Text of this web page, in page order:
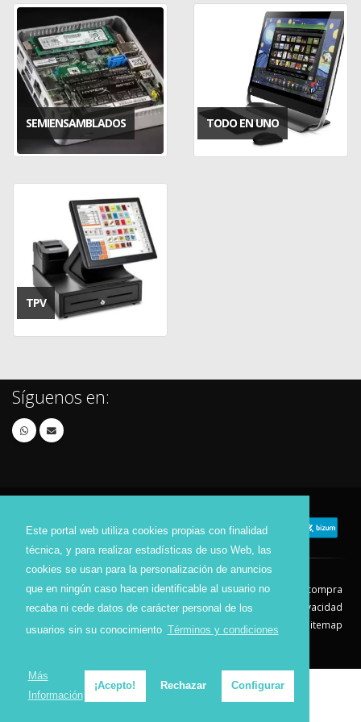
Este portal web utiliza cookies propias con finalidad
técnica, y para realizar estadísticas de uso Web, las
cookies se usan para la personalización de anuncios
que en ningún caso hacen identificable al usuario no
recaba ni cede datos de carácter personal de los
usuarios sin su conocimiento Términos y condiciones
Más
Información
¡Acepto! Rechazar Configurar
SEMIENSAMBLADOS TODO EN UNO
TPV
Síguenos en:
Contacto Aviso Legal
Condiciones de compra
Política de envíos
Política de devolución
Política de Privacidad
Política de Cookies
Sitemap